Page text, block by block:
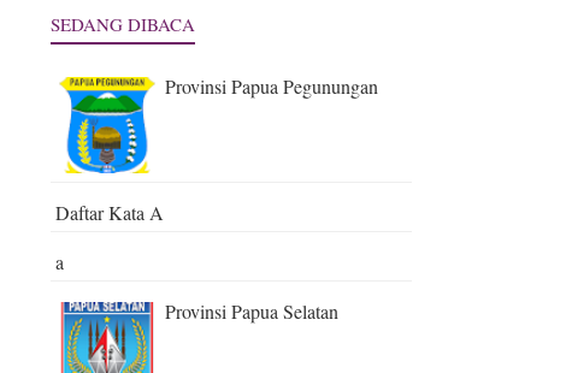
SEDANG DIBACA
Provinsi Papua Pegunungan
Daftar Kata A
a
Provinsi Papua Selatan